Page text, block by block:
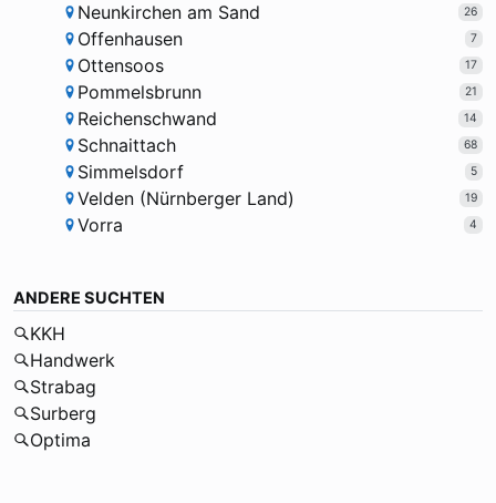
Neunkirchen am Sand 26
Offenhausen 7
Ottensoos 17
Pommelsbrunn 21
Reichenschwand 14
Schnaittach 68
Simmelsdorf 5
Velden (Nürnberger Land) 19
Vorra 4
ANDERE SUCHTEN
KKH
Handwerk
Strabag
Surberg
Optima